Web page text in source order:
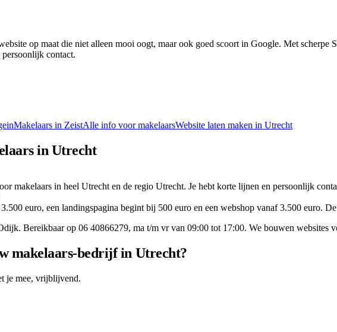
op maat die niet alleen mooi oogt, maar ook goed scoort in Google. Met scherpe
contact.
Makelaars in ZeistAlle info voormakelaarsWebsite laten maken in Utrecht
in Utrecht
makelaars in heel Utrecht en de regio Utrecht. Je hebt korte lijnen en persoonlijk
euro, een landingspagina begint bij 500 euro en een webshop vanaf 3.500 euro.
. Bereikbaar op 06 40866279, ma t/m vr van 09:00 tot 17:00. We bouwen websites
makelaars-bedrijf in Utrecht?
je mee, vrijblijvend.